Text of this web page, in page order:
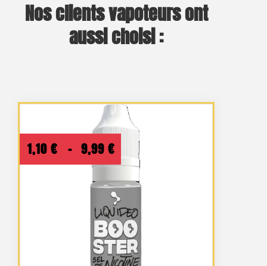
Nos clients vapoteurs ont
aussi choisi :
1,10 € – 9,99 €
Plage
de
prix :
1,10 €
à
9,99 €